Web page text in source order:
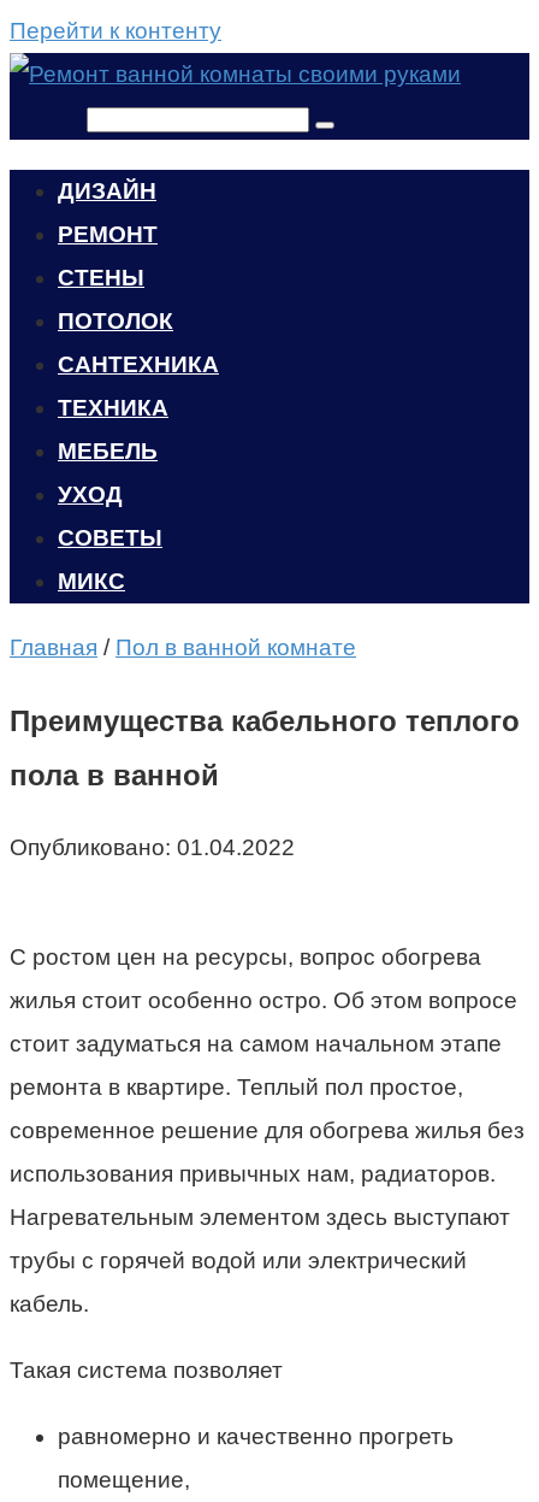
Перейти к контенту
ДИЗАЙН
РЕМОНТ
СТЕНЫ
ПОТОЛОК
САНТЕХНИКА
ТЕХНИКА
МЕБЕЛЬ
УХОД
CОВЕТЫ
МИКС
Главная / Пол в ванной комнате
Преимущества кабельного теплого
пола в ванной
Опубликовано: 01.04.2022
С ростом цен на ресурсы, вопрос обогрева
жилья стоит особенно остро. Об этом вопросе
стоит задуматься на самом начальном этапе
ремонта в квартире. Теплый пол простое,
современное решение для обогрева жилья без
использования привычных нам, радиаторов.
Нагревательным элементом здесь выступают
трубы с горячей водой или электрический
кабель.
Такая система позволяет
равномерно и качественно прогреть
помещение,